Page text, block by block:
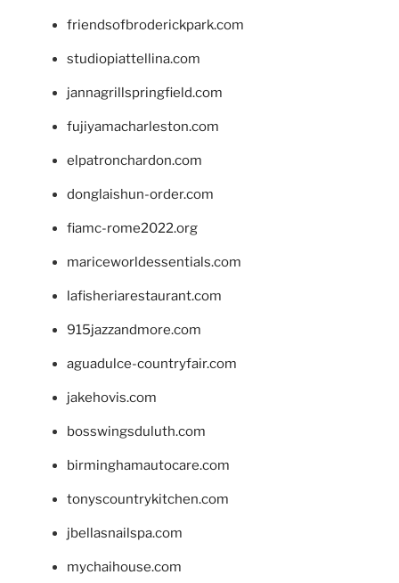
friendsofbroderickpark.com
studiopiattellina.com
jannagrillspringfield.com
fujiyamacharleston.com
elpatronchardon.com
donglaishun-order.com
fiamc-rome2022.org
mariceworldessentials.com
lafisheriarestaurant.com
915jazzandmore.com
aguadulce-countryfair.com
jakehovis.com
bosswingsduluth.com
birminghamautocare.com
tonyscountrykitchen.com
jbellasnailspa.com
mychaihouse.com